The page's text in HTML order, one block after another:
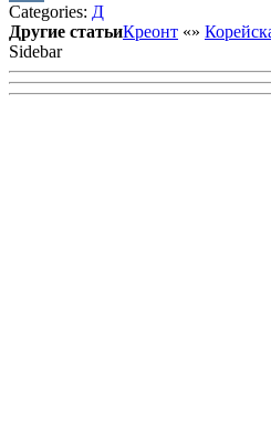
VK
Categories: Д
Другие статьиКреонт «»
Sidebar